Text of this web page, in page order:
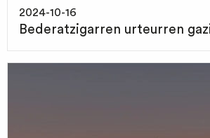
2024-10-16
Bederatzigarren urteurren